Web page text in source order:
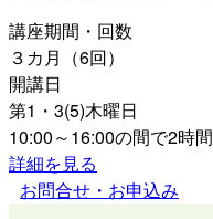
講座期間・回数
３カ月（6回）
開講日
第1・3(5)木曜日
10:00～16:00の間で2時間
詳細を見る
お問合せ・お申込み